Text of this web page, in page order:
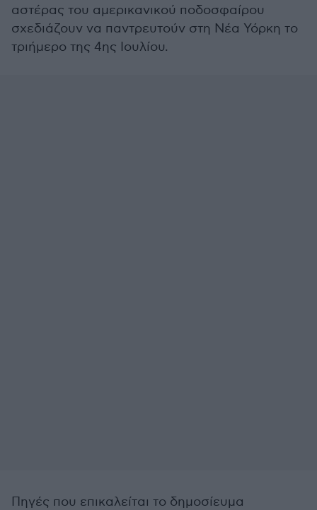
αστέρας του αμερικανικού ποδοσφαίρου
σχεδιάζουν να παντρευτούν στη Νέα Υόρκη το
τριήμερο της 4ης Ιουλίου.
Πηγές που επικαλείται το δημοσίευμα